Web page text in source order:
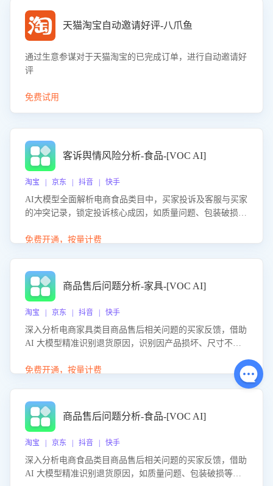
天猫淘宝自动邀请好评-八爪鱼
通过生意参谋对于天猫淘宝的已完成订单，进行自动邀请好
评
免费试用
客诉舆情风险分析-食品-[VOC AI]
淘宝 | 京东 | 抖音 | 快手
AI大模型全面解析电商食品类目中，买家投诉及客服与买家
的冲突记录，锁定投诉核心成因，如质量问题、包装破损
置差评防控，提升客户满意度。
免费开通，按量计费
商品售后问题分析-家具-[VOC AI]
淘宝 | 京东 | 抖音 | 快手
深入分析电商家具类目商品售后相关问题的买家反馈，借助
AI 大模型精准识别退货原因，识别因产品损坏、尺寸不符
力商家优化产品或服务，实现销售额的显著提升。
免费开通，按量计费
商品售后问题分析-食品-[VOC AI]
淘宝 | 京东 | 抖音 | 快手
深入分析电商食品类目商品售后相关问题的买家反馈，借助
AI 大模型精准识别退货原因，如质量问题、包装破损等，